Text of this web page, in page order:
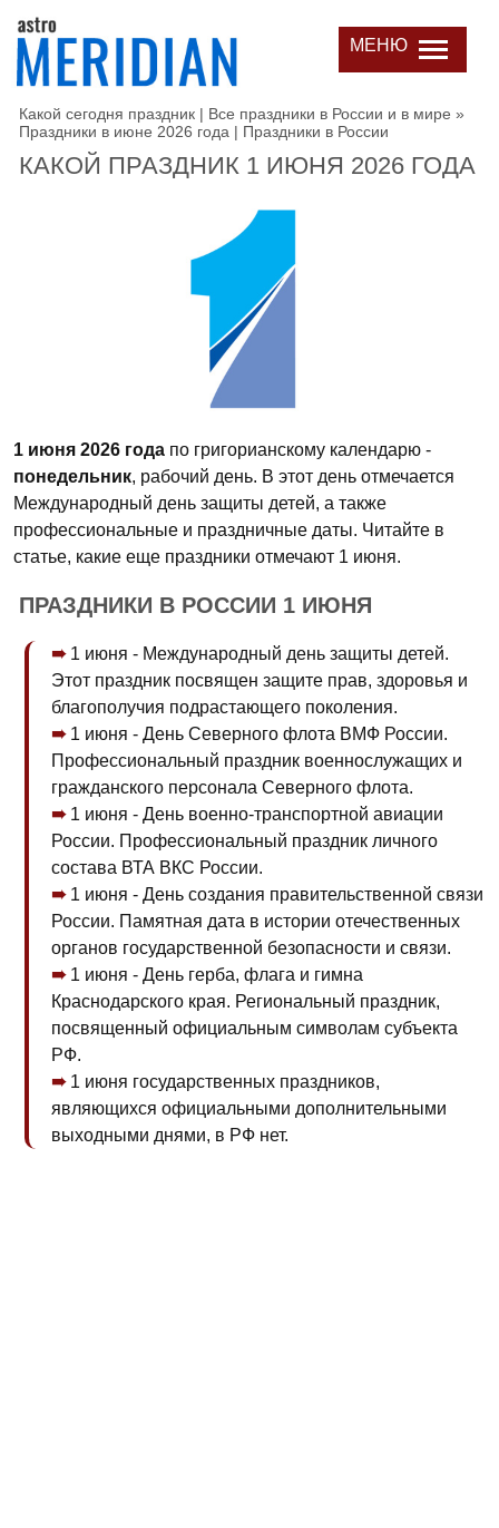
МЕНЮ
Какой сегодня праздник | Все праздники в России и в мире »
Праздники в июне 2026 года | Праздники в России
КАКОЙ ПРАЗДНИК 1 ИЮНЯ 2026 ГОДА
1 июня 2026 года по григорианскому календарю -
понедельник, рабочий день. В этот день отмечается
Международный день защиты детей, а также
профессиональные и праздничные даты. Читайте в
статье, какие еще праздники отмечают 1 июня.
ПРАЗДНИКИ В РОССИИ 1 ИЮНЯ
1 июня - Международный день защиты детей.
Этот праздник посвящен защите прав, здоровья и
благополучия подрастающего поколения.
1 июня - День Северного флота ВМФ России.
Профессиональный праздник военнослужащих и
гражданского персонала Северного флота.
1 июня - День военно-транспортной авиации
России. Профессиональный праздник личного
состава ВТА ВКС России.
1 июня - День создания правительственной связи
России. Памятная дата в истории отечественных
органов государственной безопасности и связи.
1 июня - День герба, флага и гимна
Краснодарского края. Региональный праздник,
посвященный официальным символам субъекта
РФ.
1 июня государственных праздников,
являющихся официальными дополнительными
выходными днями, в РФ нет.